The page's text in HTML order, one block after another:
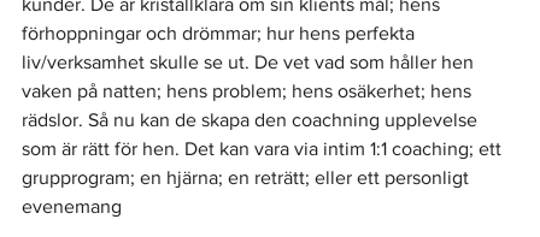
kunder. De är kristallklara om sin klients mål; hens
förhoppningar och drömmar; hur hens perfekta
liv/verksamhet skulle se ut. De vet vad som håller hen
vaken på natten; hens problem; hens osäkerhet; hens
rädslor. Så nu kan de skapa den coachning upplevelse
som är rätt för hen. Det kan vara via intim 1:1 coaching; ett
grupprogram; en hjärna; en reträtt; eller ett personligt
evenemang